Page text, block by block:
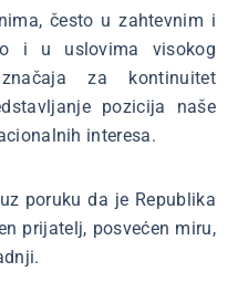
često u zahtevnim i
i u uslovima visokog
za kontinuitet
pozicija naše
interesa.
poruku da je Republika
prijatelj, posvećen miru,